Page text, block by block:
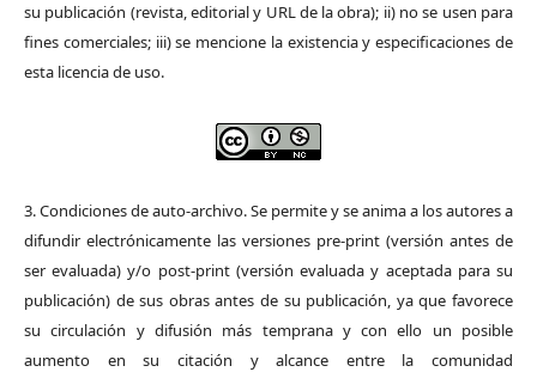
su publicación (revista, editorial y URL de la obra); ii) no se usen para
fines comerciales; iii) se mencione la existencia y especificaciones de
esta licencia de uso.
3. Condiciones de auto-archivo. Se permite y se anima a los autores a
difundir electrónicamente las versiones pre-print (versión antes de
ser evaluada) y/o post-print (versión evaluada y aceptada para su
publicación) de sus obras antes de su publicación, ya que favorece
su circulación y difusión más temprana y con ello un posible
aumento en su citación y alcance entre la comunidad